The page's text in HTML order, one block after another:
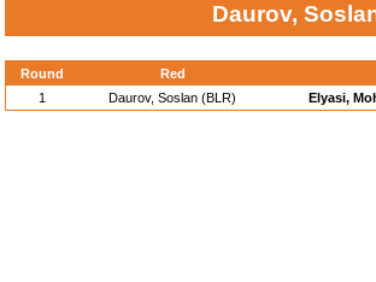
Daurov,
Round
Red
1
Daurov, Soslan (BLR) Elyasi,